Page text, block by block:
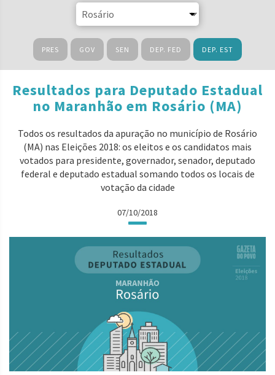
PRES GOV SEN DEP. FED DEP. EST
Resultados para Deputado Estadual
no Maranhão em Rosário (MA)
Todos os resultados da apuração no município de Rosário
(MA) nas Eleições 2018: os eleitos e os candidatos mais
votados para presidente, governador, senador, deputado
federal e deputado estadual somando todos os locais de
votação da cidade
07/10/2018